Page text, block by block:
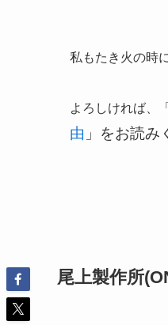
私もたき火の時
よろしければ、「
由 」をお読み
尾上製作所